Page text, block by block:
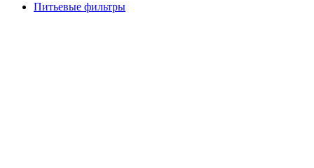
Питьевые фильтры